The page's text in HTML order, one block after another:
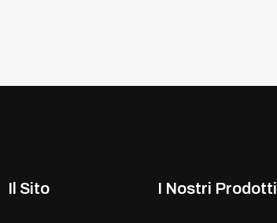
Il Sito I Nostri Prodotti